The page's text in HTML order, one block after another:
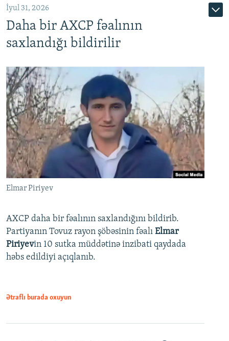
İyul 31, 2026
Daha bir AXCP fəalının
saxlandığı bildirilir
Elmar Piriyev
AXCP daha bir fəalının saxlandığını bildirib.
Partiyanın Tovuz rayon şöbəsinin fəalı Elmar
Piriyevin 10 sutka müddətinə inzibati qaydada
həbs edildiyi açıqlanıb.
Ətraflı burada oxuyun